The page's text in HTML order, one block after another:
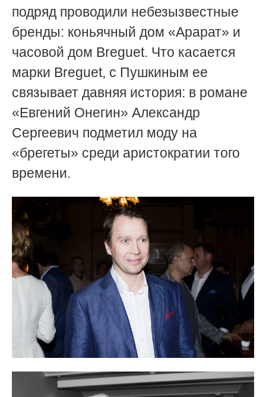
подряд проводили небезызвестные
бренды: коньячный дом «Арарат» и
часовой дом Breguet. Что касается
марки Breguet, с Пушкиным ее
связывает давняя история: в романе
«Евгений Онегин» Александр
Сергеевич подметил моду на
«брегеты» среди аристократии того
времени.